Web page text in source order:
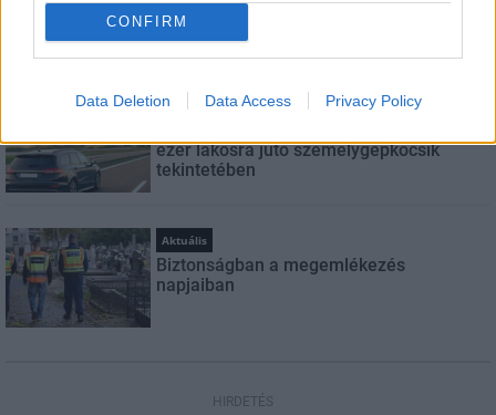
CONFIRM
Data Deletion Data Access Privacy Policy
másodfokúra csökken a riasztás
Helyi hírek
ezer lakosra jutó személygépkocsik
tekintetében
Aktuális
Biztonságban a megemlékezés
napjaiban
HIRDETÉS